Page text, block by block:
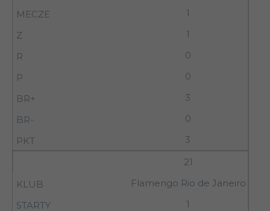
1
1
0
0
3
0
3
21
Flamengo Rio de Janeiro
1